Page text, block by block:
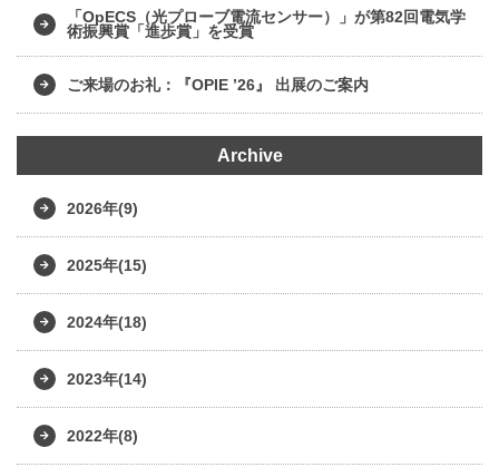
「OpECS（光プローブ電流センサー）」が第82回電気学
術振興賞「進歩賞」を受賞
ご来場のお礼：『OPIE ’26』 出展のご案内
Archive
2026年(9)
2025年(15)
2024年(18)
2023年(14)
2022年(8)